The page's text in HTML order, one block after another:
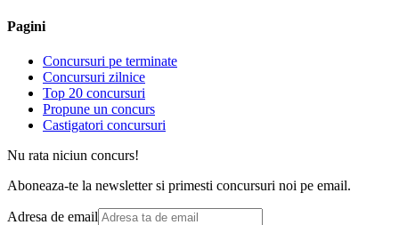
Pagini
Concursuri pe terminate
Concursuri zilnice
Top 20 concursuri
Propune un concurs
Castigatori concursuri
Nu rata niciun concurs!
Aboneaza-te la newsletter si primesti concursuri noi pe email.
Adresa de email